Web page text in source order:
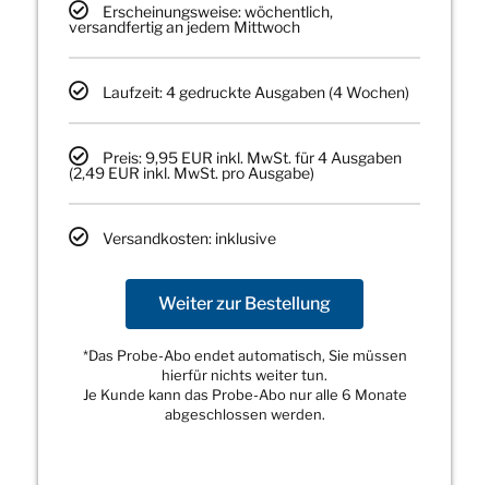
Erscheinungsweise: wöchentlich,
versandfertig an jedem Mittwoch
Laufzeit: 4 gedruckte Ausgaben (4 Wochen)
Preis: 9,95 EUR inkl. MwSt. für 4 Ausgaben
(2,49 EUR inkl. MwSt. pro Ausgabe)
Versandkosten: inklusive
Weiter zur Bestellung
*Das Probe-Abo endet automatisch, Sie müssen
hierfür nichts weiter tun.
Je Kunde kann das Probe-Abo nur alle 6 Monate
abgeschlossen werden.